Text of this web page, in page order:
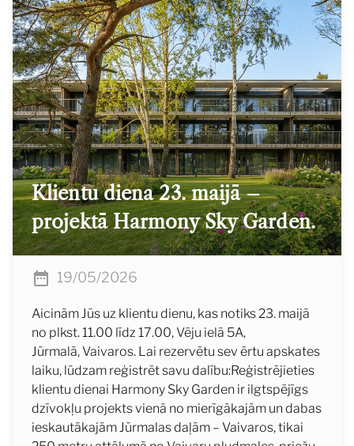
Klientu diena 23. maijā –
projektā Harmony Sky Garden.
19/05/2026
Aicinām Jūs uz klientu dienu, kas notiks 23. maijā
no plkst. 11.00 līdz 17.00, Vēju ielā 5A,
Jūrmalā, Vaivaros. Lai rezervētu sev ērtu apskates
laiku, lūdzam reģistrēt savu dalību:Reģistrējieties
klientu dienai Harmony Sky Garden ir ilgtspējīgs
dzīvokļu projekts vienā no mierīgākajām un dabas
ieskautākajām Jūrmalas daļām – Vaivaros, tikai